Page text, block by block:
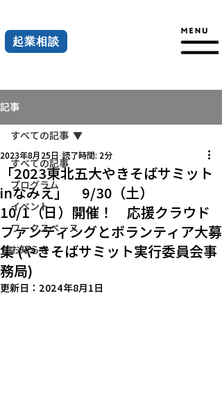
起業相談
記事
すべての記事
プログラム
イベント
ワークスペース
お知らせ
すべての記事
「2023東北五大やきそばサミット
inなみえ」 9/30（土）
10/1（日）開催！ 応援クラウド
ファンディングとボランティア大募
集 (やきそばサミット実行委員会事
務局)
2023年8月25日 読了時間: 2分
更新日： 2024年8月1日